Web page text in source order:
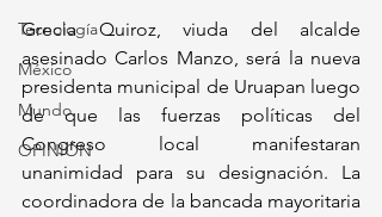
Tecnología
México
Mundo
OPINIÓN
Grecia Quiroz, viuda del alcalde
asesinado Carlos Manzo, será la nueva
presidenta municipal de Uruapan luego
de que las fuerzas políticas del
Congreso local manifestaran
unanimidad para su designación. La
coordinadora de la bancada mayoritaria